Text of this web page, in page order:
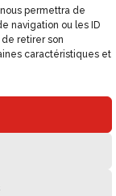
permettra de
navigation ou les ID
retirer son
caractéristiques et
Internet –